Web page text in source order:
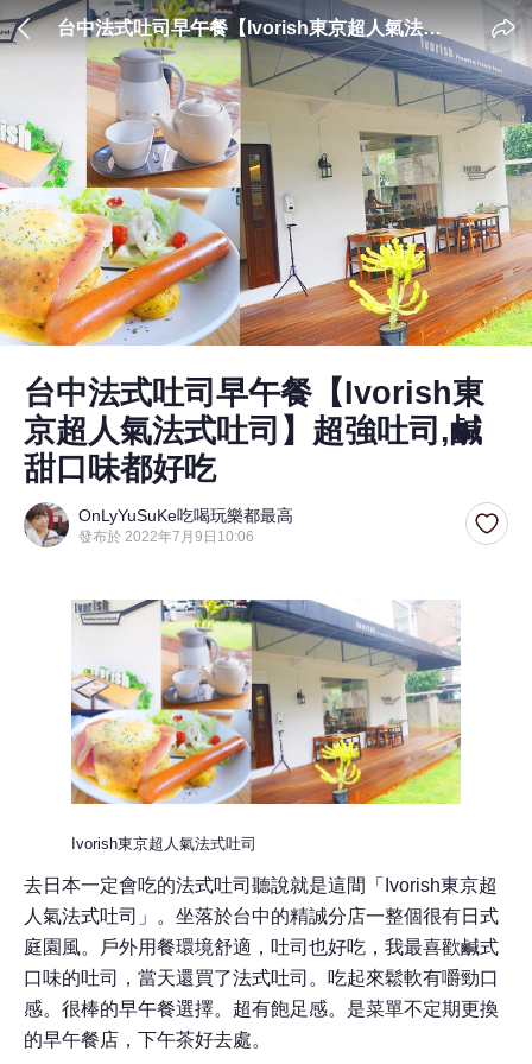
台中法式吐司早午餐【Ivorish東京超人氣法式
吐司】超強吐司,鹹甜口味都好吃
台中法式吐司早午餐【Ivorish東
京超人氣法式吐司】超強吐司,鹹
甜口味都好吃
OnLyYuSuKe吃喝玩樂都最高
發布於 2022年7月9日10:06
Ivorish東京超人氣法式吐司
去日本一定會吃的法式吐司聽說就是這間「Ivorish東京超
人氣法式吐司」。坐落於台中的精誠分店一整個很有日式
庭園風。戶外用餐環境舒適，吐司也好吃，我最喜歡鹹式
口味的吐司，當天還買了法式吐司。吃起來鬆軟有嚼勁口
感。很棒的早午餐選擇。超有飽足感。是菜單不定期更換
的早午餐店，下午茶好去處。